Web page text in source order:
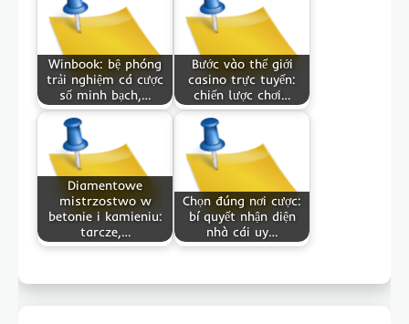
Winbook: bệ phóng
trải nghiệm cá cược
số minh bạch,…
Bước vào thế giới
casino trực tuyến:
chiến lược chơi…
Diamentowe
mistrzostwo w
betonie i kamieniu:
tarcze,…
Chọn đúng nơi cược:
bí quyết nhận diện
nhà cái uy…